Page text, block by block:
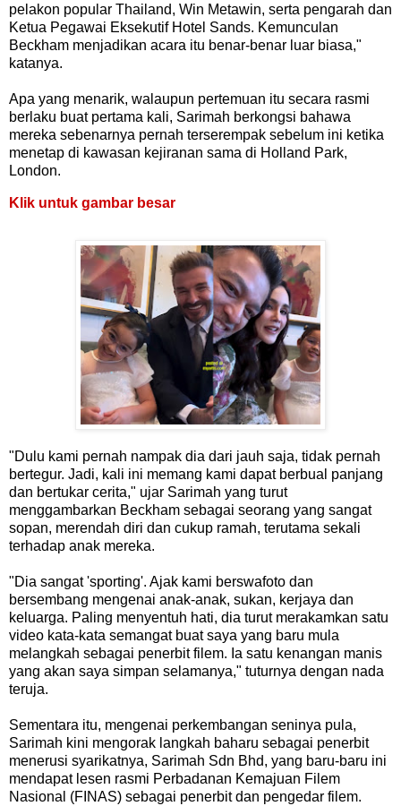
pelakon popular Thailand, Win Metawin, serta pengarah dan
Ketua Pegawai Eksekutif Hotel Sands. Kemunculan
Beckham menjadikan acara itu benar-benar luar biasa,"
katanya.
Apa yang menarik, walaupun pertemuan itu secara rasmi
berlaku buat pertama kali, Sarimah berkongsi bahawa
mereka sebenarnya pernah terserempak sebelum ini ketika
menetap di kawasan kejiranan sama di Holland Park,
London.
Klik untuk gambar besar
"Dulu kami pernah nampak dia dari jauh saja, tidak pernah
bertegur. Jadi, kali ini memang kami dapat berbual panjang
dan bertukar cerita," ujar Sarimah yang turut
menggambarkan Beckham sebagai seorang yang sangat
sopan, merendah diri dan cukup ramah, terutama sekali
terhadap anak mereka.
"Dia sangat 'sporting'. Ajak kami berswafoto dan
bersembang mengenai anak-anak, sukan, kerjaya dan
keluarga. Paling menyentuh hati, dia turut merakamkan satu
video kata-kata semangat buat saya yang baru mula
melangkah sebagai penerbit filem. Ia satu kenangan manis
yang akan saya simpan selamanya," tuturnya dengan nada
teruja.
Sementara itu, mengenai perkembangan seninya pula,
Sarimah kini mengorak langkah baharu sebagai penerbit
menerusi syarikatnya, Sarimah Sdn Bhd, yang baru-baru ini
mendapat lesen rasmi Perbadanan Kemajuan Filem
Nasional (FINAS) sebagai penerbit dan pengedar filem.